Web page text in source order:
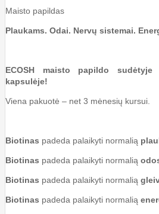
Maisto papildas
Plaukams. Odai. Nervų sistemai.
ECOSH maisto papildo
kapsulėje!
Viena pakuotė – net 3 mėnesių kursui.
Biotinas padeda palaikyti normalią
Biotinas padeda palaikyti normalią
Biotinas padeda palaikyti normalią
Biotinas padeda palaikyti normalią